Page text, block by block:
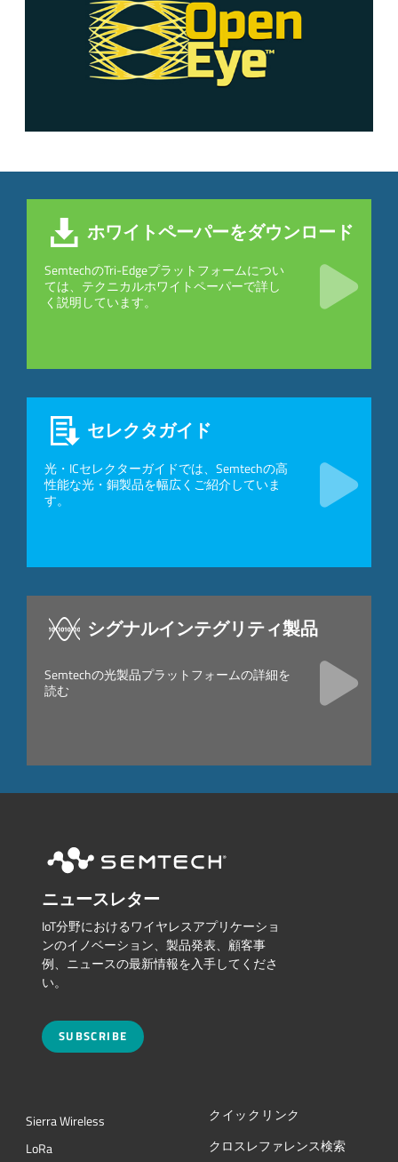
ホワイトペーパーをダウンロード
SemtechのTri-Edgeプラットフォームについ
ては、テクニカルホワイトペーパーで詳し
く説明しています。
セレクタガイド
光・ICセレクターガイドでは、Semtechの高
性能な光・銅製品を幅広くご紹介していま
す。
シグナルインテグリティ製品
Semtechの光製品プラットフォームの詳細を
読む
ニュースレター
IoT分野におけるワイヤレスアプリケーショ
ンのイノベーション、製品発表、顧客事
例、ニュースの最新情報を入手してくださ
い。
SUBSCRIBE
Sierra Wireless
LoRa
クイックリンク
クロスレファレンス検索